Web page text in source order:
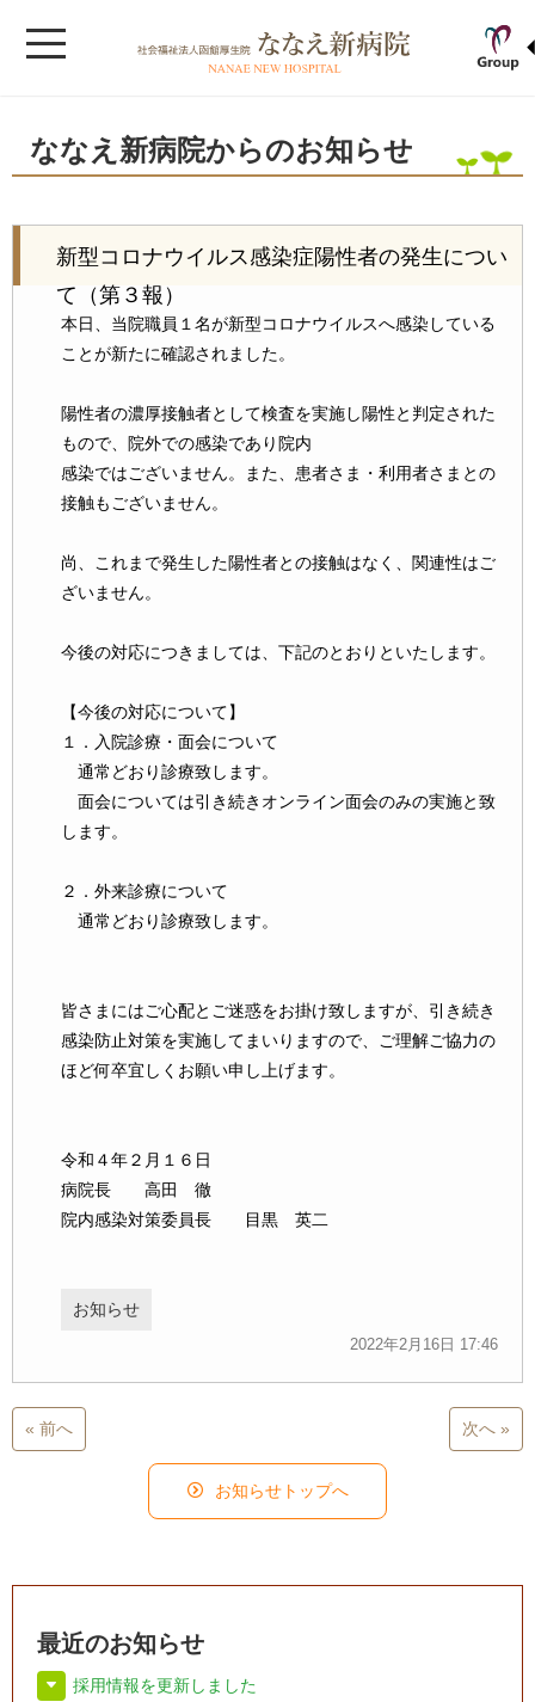
ななえ新病院からのお知らせ
新型コロナウイルス感染症陽性者の発生につい
て（第３報）
本日、当院職員１名が新型コロナウイルスへ感染している
ことが新たに確認されました。
陽性者の濃厚接触者として検査を実施し陽性と判定された
もので、院外での感染であり院内
感染ではございません。また、患者さま・利用者さまとの
接触もございません。
尚、これまで発生した陽性者との接触はなく、関連性はご
ざいません。
今後の対応につきましては、下記のとおりといたします。
【今後の対応について】
１．入院診療・面会について
通常どおり診療致します。
面会については引き続きオンライン面会のみの実施と致
します。
２．外来診療について
通常どおり診療致します。
皆さまにはご心配とご迷惑をお掛け致しますが、引き続き
感染防止対策を実施してまいりますので、ご理解ご協力の
ほど何卒宜しくお願い申し上げます。
令和４年２月１６日
病院長 高田 徹
院内感染対策委員長 目黒 英二
お知らせ
2022年2月16日 17:46
« 前へ 次へ »
お知らせトップへ
最近のお知らせ
採用情報を更新しました